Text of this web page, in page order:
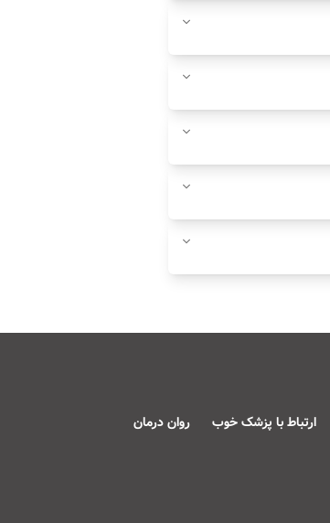
ارتباط با پزشک خوب روان درمان